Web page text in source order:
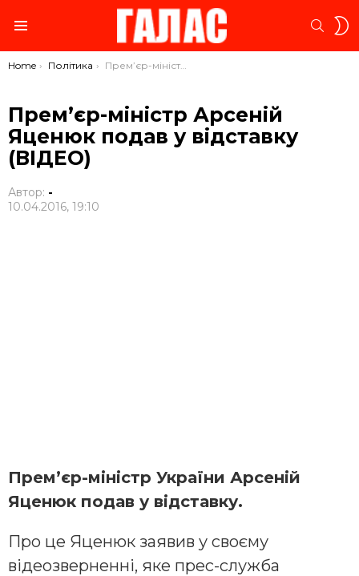
You are here:
Home Політика Прем’єр-міністр Арсеній Яценюк подав у відставку (ВІДЕО)
Прем’єр-міністр Арсеній
Яценюк подав у відставку
(ВІДЕО)
Автор: -
10.04.2016, 19:10
Прем’єр-міністр України Арсеній
Яценюк подав у відставку.
Про це Яценюк заявив у своєму
відеозверненні, яке прес-служба